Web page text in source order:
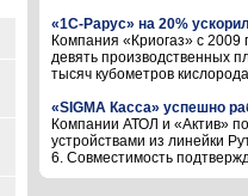
«1С-Рарус» на 20%
Компания «Криогаз» с 2009
девять производственных
тысяч кубометров
«SIGMA Касса» успешно
Компании АТОЛ и «Актив»
устройствами из линейки
6. Совместимость